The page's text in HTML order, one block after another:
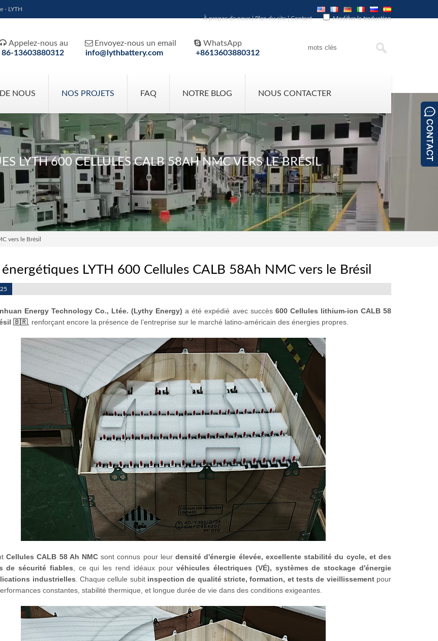
- LYTH
À propos de nous|Plan du site|Contact Modifier la traduction
Appelez-nous au
86-13603880312
 Envoyez-nous un email
info@lythbattery.com
 WhatsApp
+8613603880312
NOUS NOS PROJETS FAQ NOTRE BLOG NOUS CONTACTER
LYTH 600 CELLULES CALB 58AH NMC VERS LE BRÉSIL
vers le Brésil
énergétiques LYTH 600 Cellules CALB 58Ah NMC vers le Brésil
Energy Technology Co., Ltée. (Lythy Energy) a été expédié avec succès 600 Cellules lithium-ion CALB 58
🇧🇷, renforçant encore la présence de l’entreprise sur le marché latino-américain des énergies propres.
Cellules CALB 58 Ah NMC sont connus pour leurdensité d'énergie élevée, excellente stabilité du cycle, et des
de sécurité fiables , ce qui les rend idéaux pourvéhicules électriques (VÉ), systèmes de stockage d'énergie
industrielles . Chaque cellule subit inspection de qualité stricte, formation, et tests de vieillissementpour
constantes, stabilité thermique, et longue durée de vie dans des conditions exigeantes.